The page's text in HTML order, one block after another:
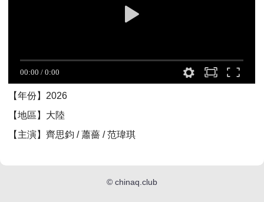
【年份】2026
【地區】大陸
【主演】齊思鈞 / 蕭薔 / 范瑋琪
© chinaq.club